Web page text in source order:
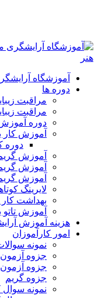
آموزشگاه
دوره ها
مراقبت زیبایی درجه 1
مراقبت زیبایی درجه 2
دوره
آموزش کار
دوره
آموزش
آموزش
آموزش
لایرینگ
بهداشت کار
آموزش تاتو
هزینه آموزش
امور کارآموزان
نمونه
جزوه آزمون
جزوه آزمون
جزوه گریم
نمونه سوال